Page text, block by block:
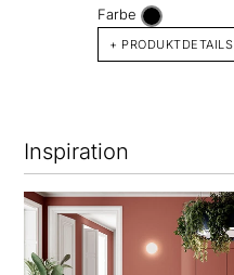
Farbe
+ PRODUKTDETAILS
Inspiration